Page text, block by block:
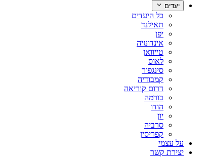
יעדים
כל היעדים
תאילנד
יפן
אינדונזיה
טייוואן
לאוס
סינגפור
קמבודיה
דרום קוריאה
בורמה
הודו
יון
סרביה
קפריסין
על עצמי
יצירת קשר